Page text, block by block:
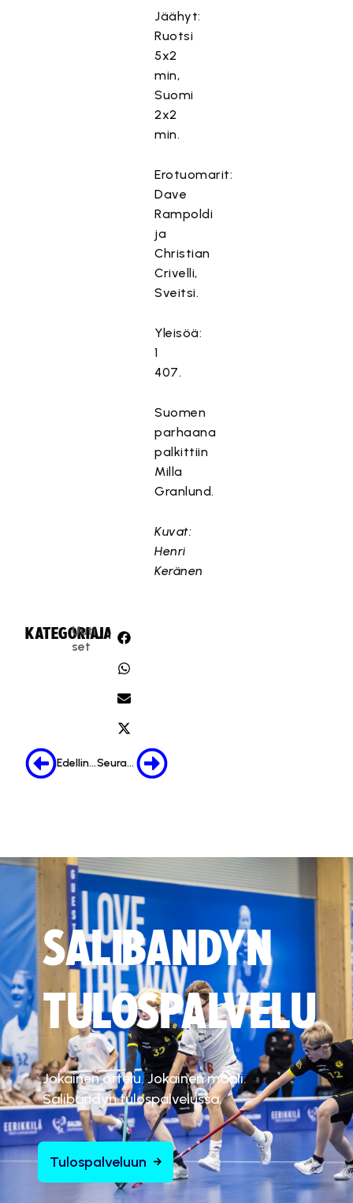
Jäähyt:
Ruotsi
5x2
min,
Suomi
2x2
min.
Erotuomarit:
Dave
Rampoldi
ja
Christian
Crivelli,
Sveitsi.
Yleisöä:
1
407.
Suomen
parhaana
palkittiin
Milla
Granlund.
Kuvat:
Henri
Keränen
KATEGORIA:
Uuti
set
JAA:
Edellinen Seuraava
SALIBANDYN
TULOSPALVELU
Jokainen ottelu. Jokainen maali.
Salibandyn tulospalvelussa.
Tulospalveluun